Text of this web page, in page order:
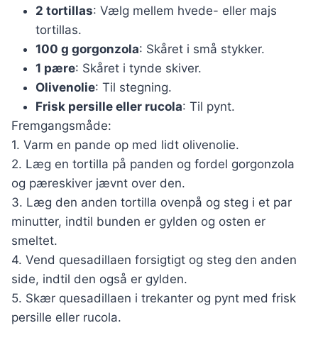
2 tortillas: Vælg mellem hvede- eller majs
tortillas.
100 g gorgonzola: Skåret i små stykker.
1 pære: Skåret i tynde skiver.
Olivenolie: Til stegning.
Frisk persille eller rucola: Til pynt.
Fremgangsmåde:
1. Varm en pande op med lidt olivenolie.
2. Læg en tortilla på panden og fordel gorgonzola
og pæreskiver jævnt over den.
3. Læg den anden tortilla ovenpå og steg i et par
minutter, indtil bunden er gylden og osten er
smeltet.
4. Vend quesadillaen forsigtigt og steg den anden
side, indtil den også er gylden.
5. Skær quesadillaen i trekanter og pynt med frisk
persille eller rucola.